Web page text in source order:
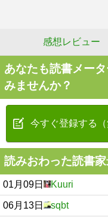
感想レビュー
あなたも読書メー
みませんか？
今すぐ登録する（
読みおわった読書
01月09日 Kuuri
06月13日 sqbt